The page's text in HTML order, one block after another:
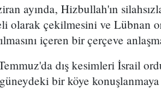
ayında, Hizbullah'ın
olarak çekilmesini ve Lübnan
içeren bir çerçeve
dış kesimleri İsrail
bir köye